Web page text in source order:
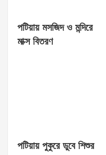
পটিয়ায় মসজিদ ও মন্দিরে
মাক্স বিতরণ
পটিয়ায় পুকুরে ডুবে শিশুর